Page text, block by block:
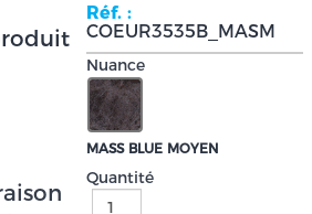
Réf. :
COEUR3535B_MASM
Nuance
MASS BLUE MOYEN
Quantité